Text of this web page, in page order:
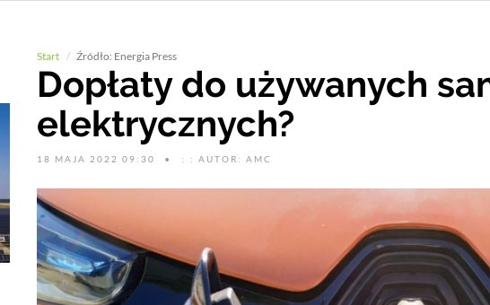
Start Źródło: Energia Press
Dopłaty do używanych
elektrycznych?
18 MAJA 2022 09:30 : : AUTOR: AMC